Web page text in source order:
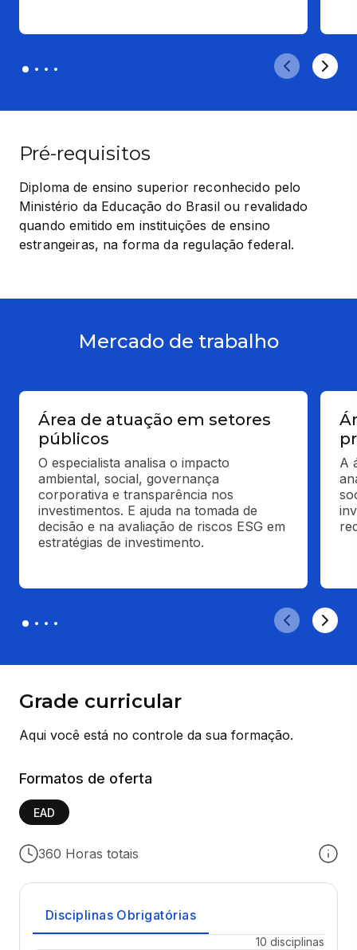
Pré-requisitos
Diploma de ensino superior reconhecido pelo
Ministério da Educação do Brasil ou revalidado
quando emitido em instituições de ensino
estrangeiras, na forma da regulação federal.
Mercado de trabalho
Área de atuação em setores
públicos
O especialista analisa o impacto
ambiental, social, governança
corporativa e transparência nos
investimentos. E ajuda na tomada de
decisão e na avaliação de riscos ESG em
estratégias de investimento.
A
Grade curricular
Aqui você está no controle da sua formação.
Formatos de oferta
EAD
360 Horas totais
Disciplinas Obrigatórias
10 disciplinas